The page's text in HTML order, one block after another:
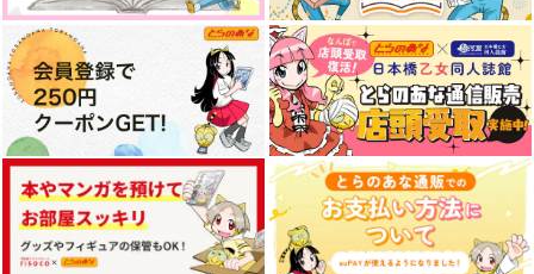
サンプル
作品詳細
サンプル
作品詳細
サンプル
作品詳細